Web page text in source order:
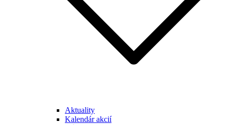
Aktuality
Kalendár akcií